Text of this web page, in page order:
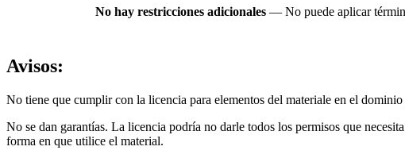
No hay restricciones adicionales — No puede aplicar
Avisos:
No tiene que cumplir con la licencia para elementos del materiale en el
No se dan garantías. La licencia podría no darle todos los permisos que
forma en que utilice el material.